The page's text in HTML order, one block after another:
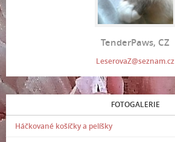
TenderPaws, CZ
LeserovaZ@seznam.cz
FOTOGALERIE
Háčkované košíčky a pelíšky